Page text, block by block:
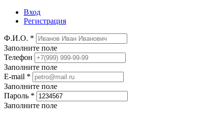
Вход
Регистрация
Ф.И.О. *
Заполните поле
Телефон
Заполните поле
E-mail *
Заполните поле
Пароль *
Заполните поле